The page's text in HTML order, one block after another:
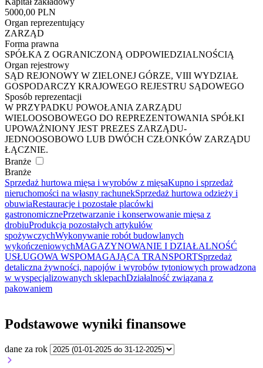
5000,00 PLN
Organ reprezentujący
ZARZĄD
Forma prawna
SPÓŁKA Z OGRANICZONĄ ODPOWIEDZIALNOŚCIĄ
Organ rejestrowy
SĄD REJONOWY W ZIELONEJ GÓRZE, VIII WYDZIAŁ
GOSPODARCZY KRAJOWEGO REJESTRU SĄDOWEGO
Sposób reprezentacji
W PRZYPADKU POWOŁANIA ZARZĄDU
WIELOOSOBOWEGO DO REPREZENTOWANIA SPÓŁKI
UPOWAŻNIONY JEST PREZES ZARZĄDU-
JEDNOOSOBOWO LUB DWÓCH CZŁONKÓW ZARZĄDU
ŁĄCZNIE.
Branże
Branże
Sprzedaż hurtowa mięsa i wyrobów z mięsaKupno i sprzedaż
nieruchomości na własny rachunekSprzedaż hurtowa odzieży i
obuwiaRestauracje i pozostałe placówki
gastronomicznePrzetwarzanie i konserwowanie mięsa z
drobiuProdukcja pozostałych artykułów
spożywczychWykonywanie robót budowlanych
wykończeniowychMAGAZYNOWANIE I DZIAŁALNOŚĆ
USŁUGOWA WSPOMAGAJĄCA TRANSPORTSprzedaż
detaliczna żywności, napojów i wyrobów tytoniowych prowadzona
w wyspecjalizowanych sklepachDziałalność związana z
pakowaniem
Podstawowe wyniki finansowe
dane za rok